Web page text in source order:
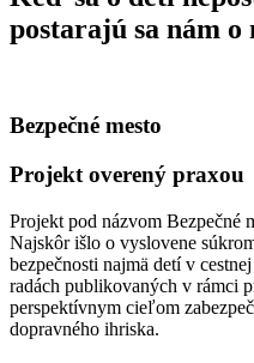
postarajú sa nám o
Bezpečné mesto
Projekt overený praxou
Projekt pod názvom Bezpečné
Najskôr išlo o vyslovene
bezpečnosti najmä detí v
radách publikovaných v rámci
perspektívnym cieľom
dopravného ihriska.